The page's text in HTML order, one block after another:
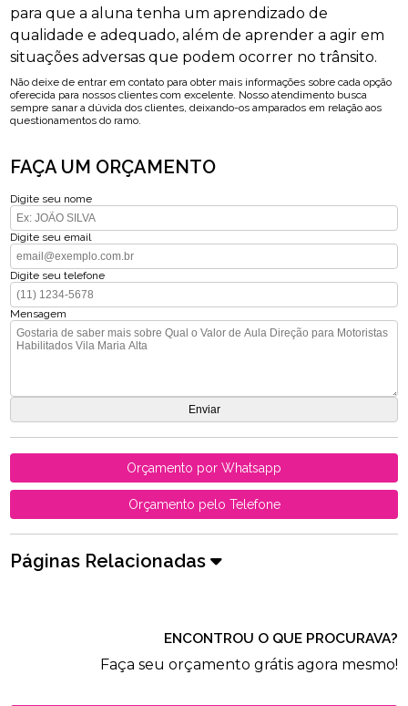
para que a aluna tenha um aprendizado de
qualidade e adequado, além de aprender a agir em
situações adversas que podem ocorrer no trânsito.
Não deixe de entrar em contato para obter mais informações sobre cada opção
oferecida para nossos clientes com excelente. Nosso atendimento busca
sempre sanar a dúvida dos clientes, deixando-os amparados em relação aos
questionamentos do ramo.
FAÇA UM ORÇAMENTO
Digite seu nome
Digite seu email
Digite seu telefone
Mensagem
Orçamento por Whatsapp
Orçamento pelo Telefone
Páginas Relacionadas
ENCONTROU O QUE PROCURAVA?
Faça seu orçamento grátis agora mesmo!